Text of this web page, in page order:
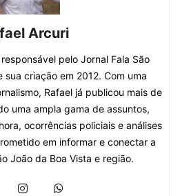
Arcuri
pelo Jornal Fala São
criação em 2012. Com uma
Rafael já publicou mais de
uma ampla gama de assuntos,
ocorrências policiais e análises
em informar e conectar a
João da Boa Vista e região.